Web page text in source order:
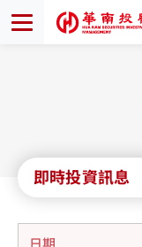
即時投資訊息